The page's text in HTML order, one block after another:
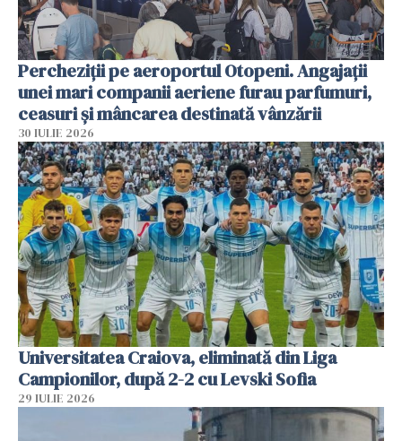
Percheziții pe aeroportul Otopeni. Angajații
unei mari companii aeriene furau parfumuri,
ceasuri și mâncarea destinată vânzării
30 IULIE 2026
Universitatea Craiova, eliminată din Liga
Campionilor, după 2-2 cu Levski Sofia
29 IULIE 2026